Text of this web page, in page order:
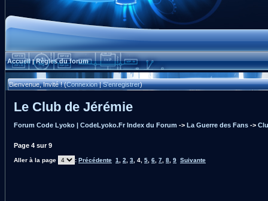
Accueil|Règles du forum
Bienvenue, Invité ! (Connexion|S'enregistrer)
Le Club de Jérémie
Forum Code Lyoko | CodeLyoko.Fr Index du Forum -> La Guerre des Fans ->
Page 4 sur9
Aller à la page : Précédente 1 2 3 4 5 6 7 8 9 Suivante